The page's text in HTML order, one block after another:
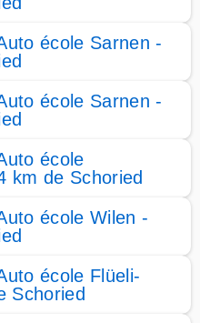
école Sarnen -
école Sarnen -
école
km de Schoried
école Wilen -
école Flüeli-
Schoried